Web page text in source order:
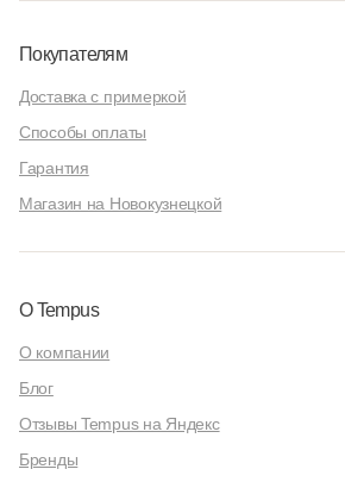
Покупателям
Доставка с примеркой
Способы оплаты
Гарантия
Магазин на Новокузнецкой
О Tempus
О компании
Блог
Отзывы Tempus на Яндекс
Бренды